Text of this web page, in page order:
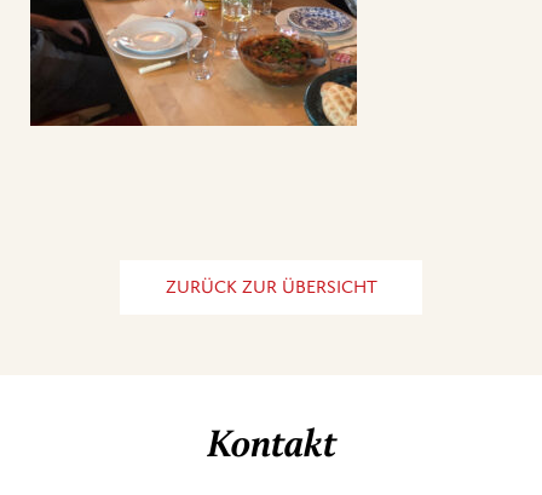
ZURÜCK ZUR ÜBERSICHT
Kontakt